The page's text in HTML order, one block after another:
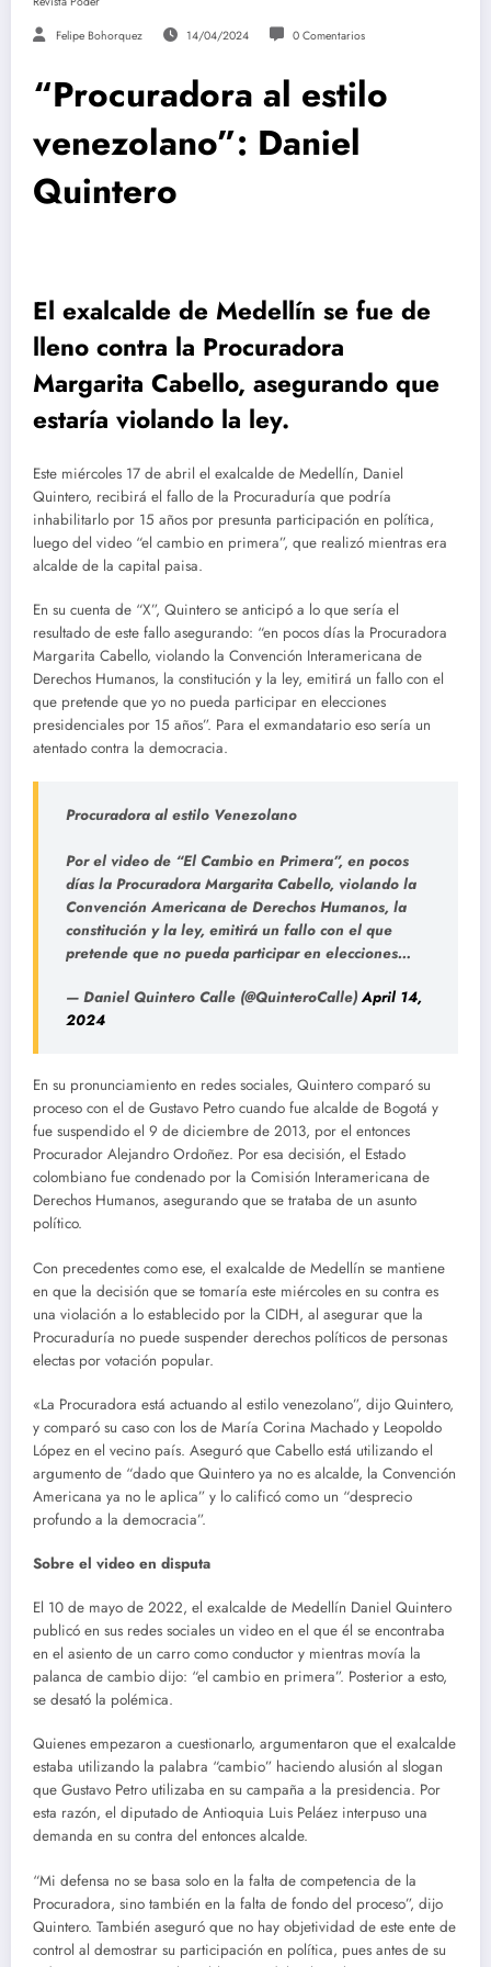
Felipe Bohorquez 14/04/2024 0 Comentarios
“Procuradora al estilo
venezolano”: Daniel
Quintero
El exalcalde de Medellín se fue de
lleno contra la Procuradora
Margarita Cabello, asegurando que
estaría violando la ley.
Este miércoles 17 de abril el exalcalde de Medellín, Daniel
Quintero, recibirá el fallo de la Procuraduría que podría
inhabilitarlo por 15 años por presunta participación en política,
luego del video “el cambio en primera”, que realizó mientras era
alcalde de la capital paisa.
En su cuenta de “X”, Quintero se anticipó a lo que sería el
resultado de este fallo asegurando: “en pocos días la Procuradora
Margarita Cabello, violando la Convención Interamericana de
Derechos Humanos, la constitución y la ley, emitirá un fallo con el
que pretende que yo no pueda participar en elecciones
presidenciales por 15 años”. Para el exmandatario eso sería un
atentado contra la democracia.
Procuradora al estilo Venezolano
Por el video de “El Cambio en Primera”, en pocos
días la Procuradora Margarita Cabello, violando la
Convención Americana de Derechos Humanos, la
constitución y la ley, emitirá un fallo con el que
pretende que no pueda participar en elecciones…
— Daniel Quintero Calle (@QuinteroCalle)April 14,
2024
En su pronunciamiento en redes sociales, Quintero comparó su
proceso con el de Gustavo Petro cuando fue alcalde de Bogotá y
fue suspendido el 9 de diciembre de 2013, por el entonces
Procurador Alejandro Ordoñez. Por esa decisión, el Estado
colombiano fue condenado por la Comisión Interamericana de
Derechos Humanos, asegurando que se trataba de un asunto
político.
Con precedentes como ese, el exalcalde de Medellín se mantiene
en que la decisión que se tomaría este miércoles en su contra es
una violación a lo establecido por la CIDH, al asegurar que la
Procuraduría no puede suspender derechos políticos de personas
electas por votación popular.
«La Procuradora está actuando al estilo venezolano”, dijo Quintero,
y comparó su caso con los de María Corina Machado y Leopoldo
López en el vecino país. Aseguró que Cabello está utilizando el
argumento de “dado que Quintero ya no es alcalde, la Convención
Americana ya no le aplica” y lo calificó como un “desprecio
profundo a la democracia”.
Sobre el video en disputa
El 10 de mayo de 2022, el exalcalde de Medellín Daniel Quintero
publicó en sus redes sociales un video en el que él se encontraba
en el asiento de un carro como conductor y mientras movía la
palanca de cambio dijo: “el cambio en primera”. Posterior a esto,
se desató la polémica.
Quienes empezaron a cuestionarlo, argumentaron que el exalcalde
estaba utilizando la palabra “cambio” haciendo alusión al slogan
que Gustavo Petro utilizaba en su campaña a la presidencia. Por
esta razón, el diputado de Antioquia Luis Peláez interpuso una
demanda en su contra del entonces alcalde.
“Mi defensa no se basa solo en la falta de competencia de la
Procuradora, sino también en la falta de fondo del proceso”, dijo
Quintero. También aseguró que no hay objetividad de este ente de
control al demostrar su participación en política, pues antes de su